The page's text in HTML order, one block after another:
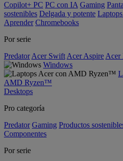
Copilot+ PC PC con IA Gaming
sostenibles Delgada y potente
Aprender Chromebooks
Por serie
Predator Acer Swift Acer Aspire Acer
Windows
AMD Ryzen™
Desktops
Pro categoría
Predator Gaming Productos
Componentes
Por serie